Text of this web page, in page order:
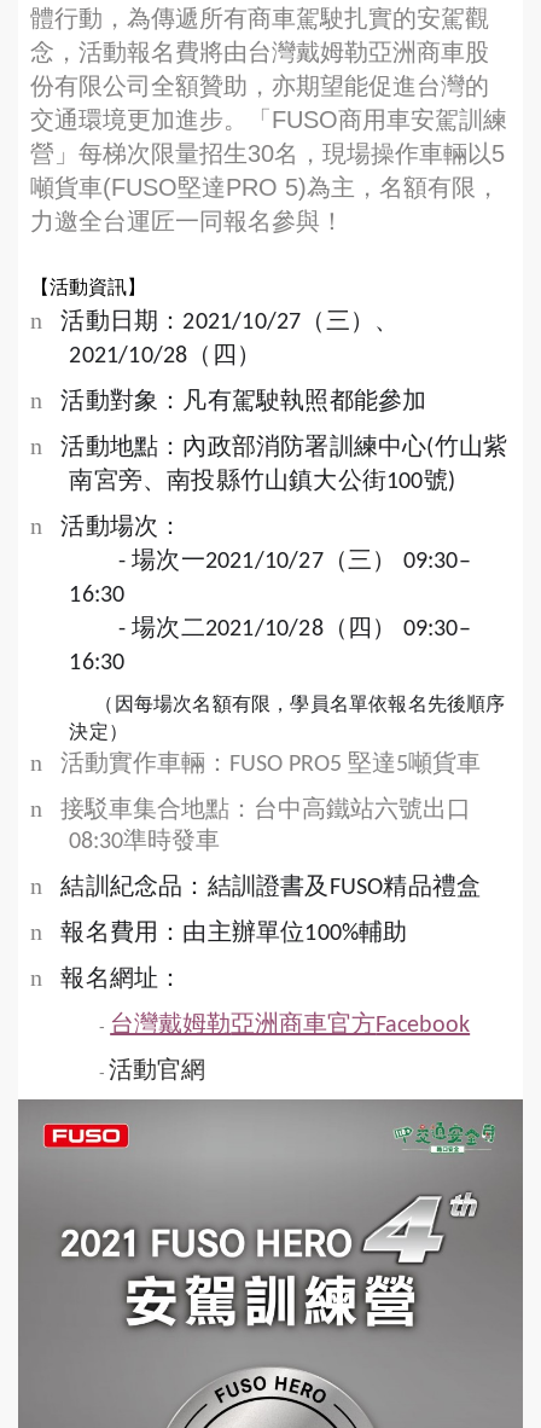
體行動，為傳遞所有商車駕駛扎實的安駕觀
念，活動報名費將由台灣戴姆勒亞洲商車股
份有限公司全額贊助，亦期望能促進台灣的
交通環境更加進步。「FUSO商用車安駕訓練
營」每梯次限量招生30名，現場操作車輛以5
噸貨車(FUSO堅達PRO 5)為主，名額有限，
力邀全台運匠一同報名參與！
【活動資訊】
n 活動日期： 2021/10/27 （三）、
2021/10/28 （四）
n
活動對象：凡有駕駛執照都能參加
n
活動地點：內政部消防署訓練中心(竹山紫
南宮旁、南投縣竹山鎮大公街100號)
n 活動場次：
-場次一2021/10/27（三）
09:30–
16:30
-場次二2021/10/28（四）
09:30–
16:30
（因每場次名額有限，學員名單依報名先後順序
決定）
n 活動實作車輛： FUSO PRO5 堅達5噸貨車
n
接駁車集合地點：台中高鐵站六號出口
08:30準時發車
n
結訓紀念品：結訓證書及 FUSO精品禮盒
n
報名費用：由主辦單位100%輔助
n
報名網址：
- 台灣戴姆勒亞洲商車官方Facebook
- 活動官網